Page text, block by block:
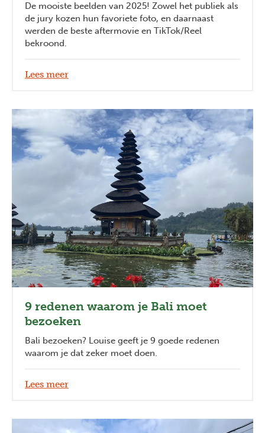
De mooiste beelden van 2025! Zowel het publiek als
de jury kozen hun favoriete foto, en daarnaast
werden de beste aftermovie en TikTok/Reel
bekroond.
Lees meer
9 redenen waarom je Bali moet
bezoeken
Bali bezoeken? Louise geeft je 9 goede redenen
waarom je dat zeker moet doen.
Lees meer